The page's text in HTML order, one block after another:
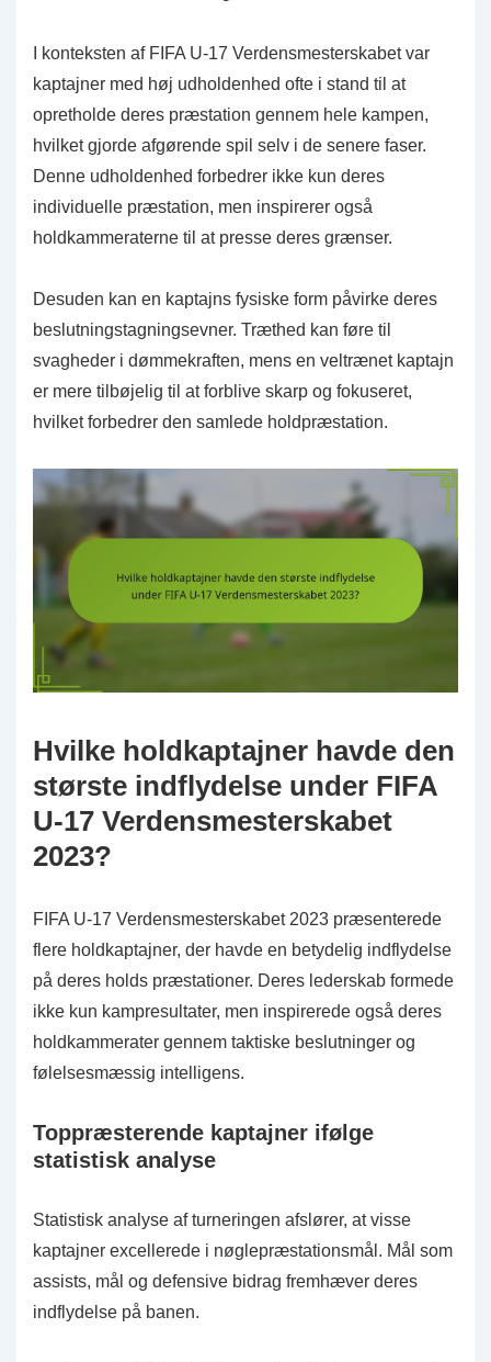
I konteksten af FIFA U-17 Verdensmesterskabet var
kaptajner med høj udholdenhed ofte i stand til at
opretholde deres præstation gennem hele kampen,
hvilket gjorde afgørende spil selv i de senere faser.
Denne udholdenhed forbedrer ikke kun deres
individuelle præstation, men inspirerer også
holdkammeraterne til at presse deres grænser.
Desuden kan en kaptajns fysiske form påvirke deres
beslutningstagningsevner. Træthed kan føre til
svagheder i dømmekraften, mens en veltrænet kaptajn
er mere tilbøjelig til at forblive skarp og fokuseret,
hvilket forbedrer den samlede holdpræstation.
Hvilke holdkaptajner havde den
største indflydelse under FIFA
U-17 Verdensmesterskabet
2023?
FIFA U-17 Verdensmesterskabet 2023 præsenterede
flere holdkaptajner, der havde en betydelig indflydelse
på deres holds præstationer. Deres lederskab formede
ikke kun kampresultater, men inspirerede også deres
holdkammerater gennem taktiske beslutninger og
følelsesmæssig intelligens.
Toppræsterende kaptajner ifølge
statistisk analyse
Statistisk analyse af turneringen afslører, at visse
kaptajner excellerede i nøglepræstationsmål. Mål som
assists, mål og defensive bidrag fremhæver deres
indflydelse på banen.